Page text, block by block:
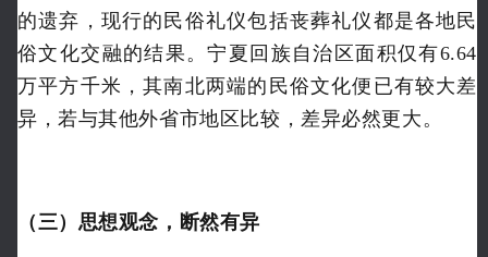
的遗弃，现行的民俗礼仪包括丧葬礼仪都是各地民
俗文化交融的结果。宁夏回族自治区面积仅有6.64
万平方千米，其南北两端的民俗文化便已有较大差
异，若与其他外省市地区比较，差异必然更大。
（三）思想观念，断然有异